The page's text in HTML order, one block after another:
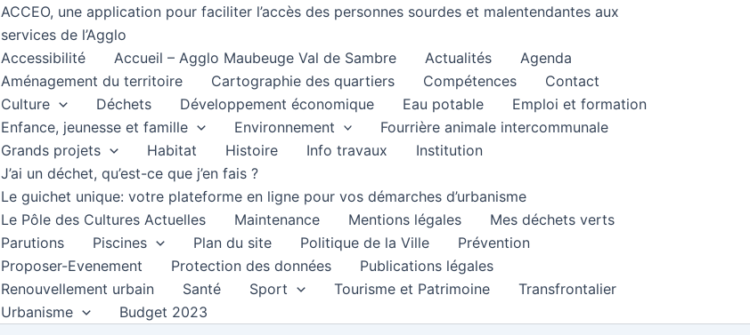
ACCEO, une application pour faciliter l’accès des personnes sourdes et malentendantes aux
services de l’Agglo
Accessibilité
Accueil – Agglo Maubeuge Val de Sambre Actualités
Agenda
Aménagement du territoire
Cartographie des quartiers Compétences
Contact
Culture
Déchets Développement économique Eau potable
Emploi et formation
Enfance, jeunesse et famille
Environnement
Fourrière animale intercommunale
Grands projets
Habitat Histoire Info travaux
Institution
J’ai un déchet, qu’est-ce que j’en fais ?
Le guichet unique: votre plateforme en ligne pour vos démarches d’urbanisme
Le Pôle des Cultures Actuelles
Maintenance Mentions légales
Mes déchets verts
Parutions
Piscines Plan du site Politique de la Ville
Prévention
Proposer-Evenement
Protection des données
Publications légales
Renouvellement urbain
Santé Sport Tourisme et Patrimoine
Transfrontalier
Urbanisme
Budget 2023